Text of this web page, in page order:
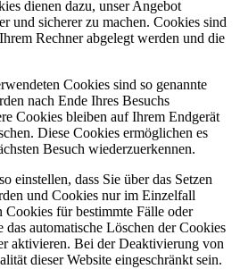
dienen dazu, unser Angebot
und sicherer zu machen. Cookies sind
Rechner abgelegt werden und die
Cookies sind so genannte
nach Ende Ihres Besuchs
Cookies bleiben auf Ihrem Endgerät
Diese Cookies ermöglichen es
Besuch wiederzuerkennen.
einstellen, dass Sie über das Setzen
und Cookies nur im Einzelfall
Cookies für bestimmte Fälle oder
das automatische Löschen der Cookies
aktivieren. Bei der Deaktivierung von
dieser Website eingeschränkt sein.